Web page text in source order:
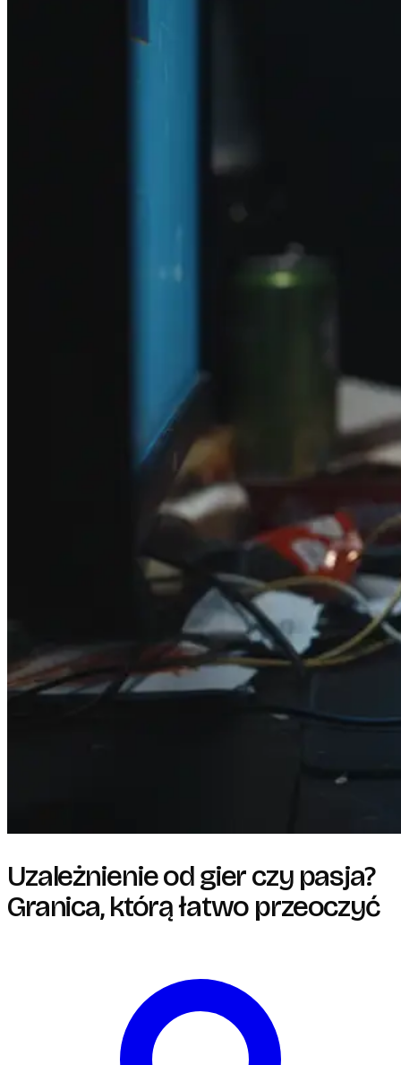
Uzależnienie od gier czy pasja?
Granica, którą łatwo przeoczyć